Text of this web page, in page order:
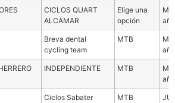
CICLOS QUART
ALCAMAR
Elige una
opción
Breva dental
cycling team
MTB
INDEPENDIENTE MTB
Ciclos Sabater MTB